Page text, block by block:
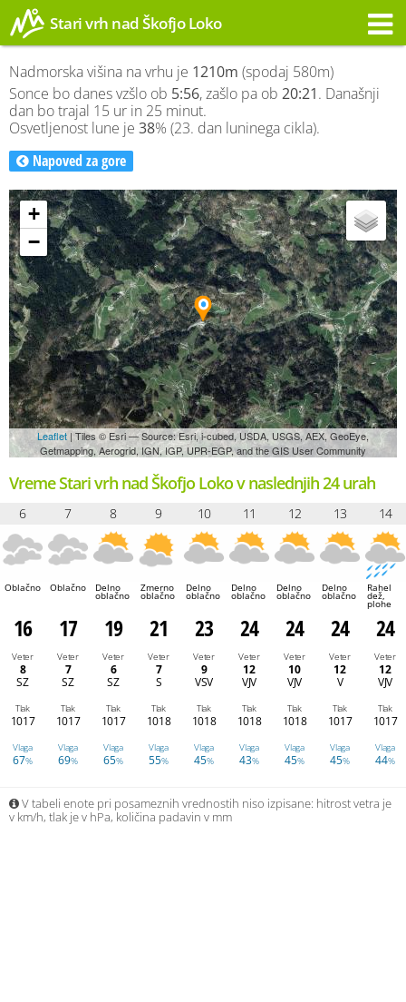
Stari vrh nad Škofjo Loko
Opozorilo
Nadmorska višina na vrhu je 1210m (spodaj 580m)
Sonce bo danes vzšlo ob 5:56, zašlo pa ob 20:21. Današnji
dan bo trajal 15 ur in 25 minut.
Osvetljenost lune je 38% (23. dan luninega cikla).
Napoved za gore
+
−
Leaflet | Tiles © Esri — Source: Esri, i-cubed, USDA, USGS, AEX, GeoEye,
Getmapping, Aerogrid, IGN, IGP, UPR-EGP, and the GIS User Community
Vreme Stari vrh nad Škofjo Loko v naslednjih 24 urah
6 7 8 9 10 11 12 13 14
Oblačno Oblačno Delno
oblačno
Zmerno
oblačno
Delno
oblačno
Delno
oblačno
Delno
oblačno
Delno
oblačno
Rahel
dež,
plohe
16 17 19 21 23 24 24 24 24
Veter
8
SZ
Veter
7
SZ
Veter
6
SZ
Veter
7
S
Veter
9
VSV
Veter
12
VJV
Veter
10
VJV
Veter
12
V
Veter
12
VJV
Tlak
1017
Tlak
1017
Tlak
1017
Tlak
1018
Tlak
1018
Tlak
1018
Tlak
1018
Tlak
1017
Tlak
1017
Vlaga
67%
Vlaga
69%
Vlaga
65%
Vlaga
55%
Vlaga
45%
Vlaga
43%
Vlaga
45%
Vlaga
45%
Vlaga
44%
V tabeli enote pri posameznih vrednostih niso izpisane: hitrost vetra je
v km/h, tlak je v hPa, količina padavin v mm